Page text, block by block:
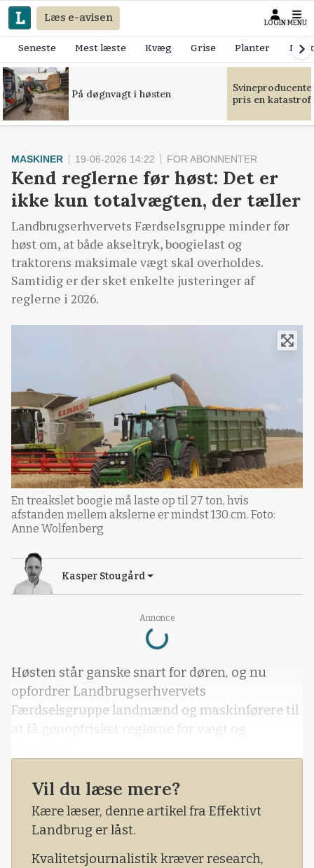
Læs e-avisen LOGIN MENU
Seneste Mest læste Kvæg Grise Planter
På døgnvagt i høsten
pris en
Annonce
Loading...
MASKINER 19-06-2026 14:22 FOR ABONNENTER
Kend reglerne før høst: Det er
ikke kun totalvægten, der tæller
Landbrugserhvervets Færdselsgruppe minder før
høst om, at både akseltryk, boogielast og
traktorens maksimale vægt skal overholdes.
Samtidig er der sket enkelte justeringer af
reglerne i 2026.
En treakslet boogie må laste op til 27 ton, hvis
afstanden mellem akslerne er mindst 130 cm. Foto:
Anne Wolfenberg
Kasper Stougård
Høsten står ganske snart for døren, og nu
opfordrer Landbrugserhvervets
Færdselsgruppe landmænd og maskinførere til
at få genopfrisket reglerne for vægt og
Vil du læse mere?
Kære læser, denne artikel fra Effektivt
Landbrug er låst.
Kvalitetsjournalistik kræver research,